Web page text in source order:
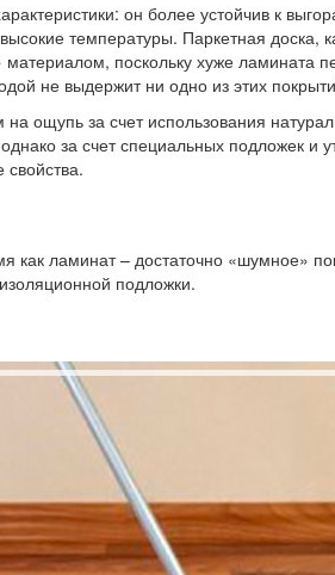
он более устойчив к
температуры. Паркетная доска,
поскольку хуже ламината
не выдержит ни одно из этих
ощупь за счет использования
за счет специальных подложек и
как ламинат – достаточно «шумное»
подложки.